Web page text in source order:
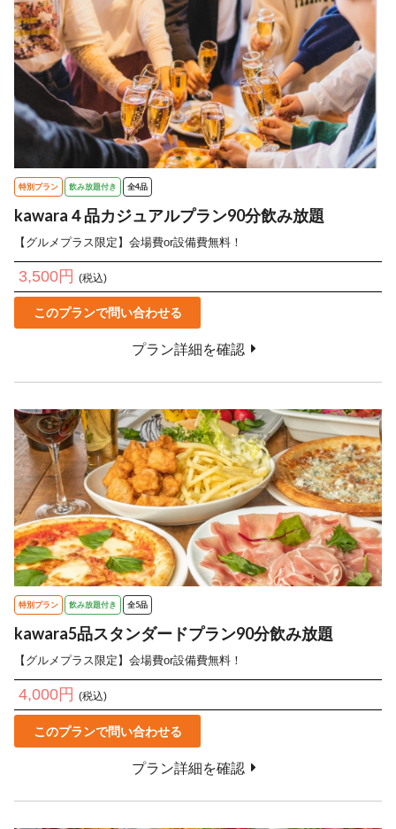
特別プラン 飲み放題付き 全4品
kawara４品カジュアルプラン90分飲み放題
【グルメプラス限定】会場費or設備費無料！
3,500円 (税込)
このプランで問い合わせる
プラン詳細を確認
特別プラン 飲み放題付き 全5品
kawara5品スタンダードプラン90分飲み放題
【グルメプラス限定】会場費or設備費無料！
4,000円 (税込)
このプランで問い合わせる
プラン詳細を確認